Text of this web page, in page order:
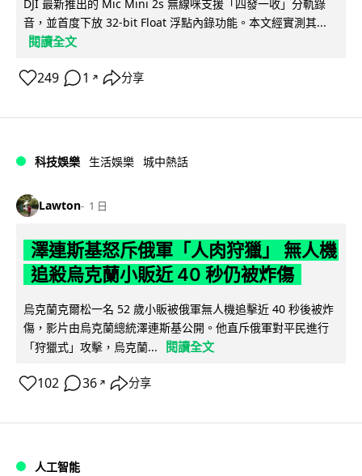
DJI 最新推出的 Mic Mini 2s 無線咪支援「四發一收」分軌錄
音，並首度下放 32-bit Float 浮點內錄功能。本文經實測其...
閱讀全文
249 1 ↗ 分享
科技娛樂 生活娛樂 城中熱話
Lawton 1 日
澤連斯基怒斥俄軍「人肉狩獵」 無人機
追殺烏克蘭小販近 40 秒仍被炸傷
烏克蘭克爾松一名 52 歲小販被俄軍無人機追擊近 40 秒後被炸
傷，影片由烏克蘭總統澤連斯基公開。他直斥俄軍對平民進行
「狩獵式」攻擊，烏克蘭...
閱讀全文
102 36 ↗ 分享
人工智能